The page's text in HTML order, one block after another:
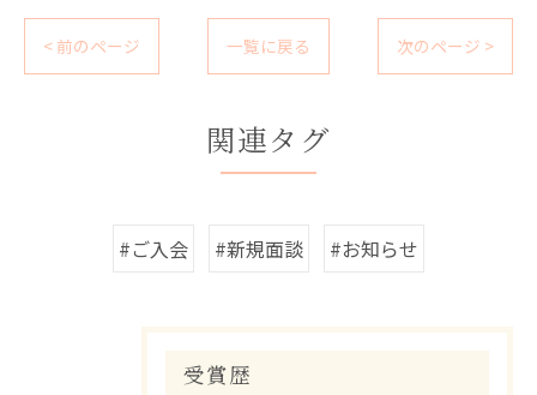
< 前のページ 一覧に戻る 次のページ >
関連タグ
#ご入会 #新規面談 #お知らせ
受賞歴